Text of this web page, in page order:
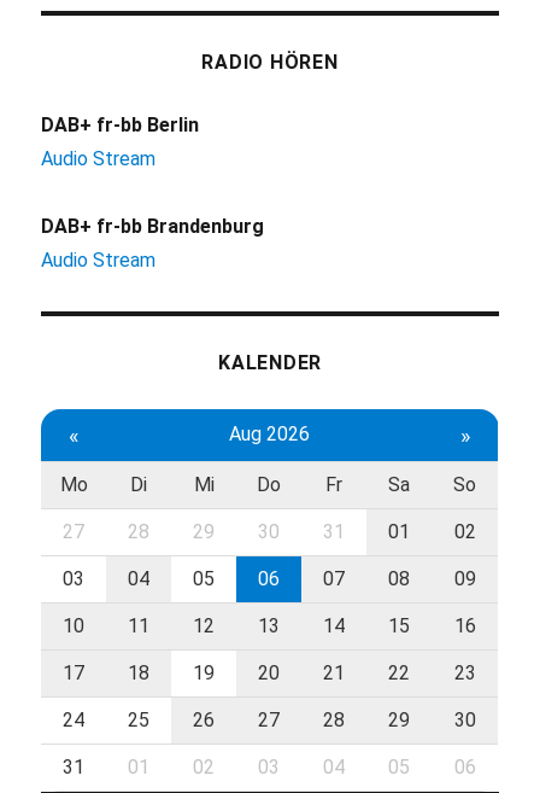
RADIO HÖREN
DAB+ fr-bb Berlin
Audio Stream
DAB+ fr-bb Brandenburg
Audio Stream
KALENDER
« Aug 2026 »
Mo Di Mi Do Fr Sa So
27 28 29 30 31 01 02
03 04 05 06 07 08 09
10 11 12 13 14 15 16
17 18 19 20 21 22 23
24 25 26 27 28 29 30
31 01 02 03 04 05 06